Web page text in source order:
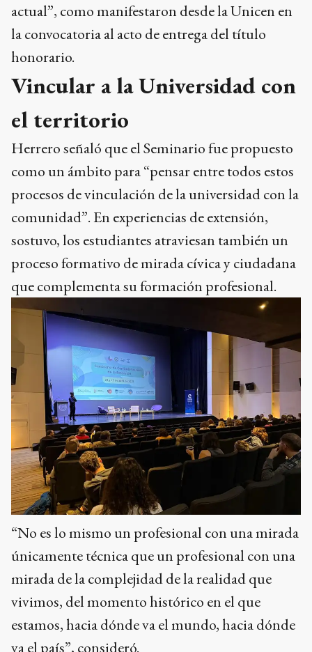
actual”, como manifestaron desde la Unicen en
la convocatoria al acto de entrega del título
honorario.
Vincular a la Universidad con
el territorio
Herrero señaló que el Seminario fue propuesto
como un ámbito para “pensar entre todos estos
procesos de vinculación de la universidad con la
comunidad”. En experiencias de extensión,
sostuvo, los estudiantes atraviesan también un
proceso formativo de mirada cívica y ciudadana
que complementa su formación profesional.
“No es lo mismo un profesional con una mirada
únicamente técnica que un profesional con una
mirada de la complejidad de la realidad que
vivimos, del momento histórico en el que
estamos, hacia dónde va el mundo, hacia dónde
va el país”, consideró.